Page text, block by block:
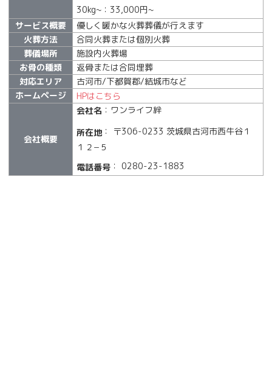
30kg~：33,000円~
サービス概要
優しく暖かな火葬葬儀が行えます
火葬方法
合同火葬または個別火葬
葬儀場所
施設内火葬場
お骨の種類
返骨または合同埋葬
対応エリア
古河市/下都賀郡/結城市など
ホームページ
HPはこちら
会社概要
会社名 ：ワンライフ絆
所在地： 〒306-0233 茨城県古河市西牛谷１
１２−５
電話番号： 0280-23-1883